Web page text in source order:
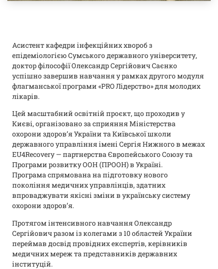
Асистент кафедри інфекційних хвороб з
епідеміологією Сумського державного університету,
доктор філософії Олександр Сергійович Саєнко
успішно завершив навчання у рамках другого модуля
флагманської програми «PRO Лідерство» для молодих
лікарів.
Цей масштабний освітній проєкт, що проходив у
Києві, організовано за сприяння Міністерства
охорони здоров’я України та Київської школи
державного управління імені Сергія Нижного в межах
EU4Recovery — партнерства Європейського Союзу та
Програми розвитку ООН (ПРООН) в Україні.
Програма спрямована на підготовку нового
покоління медичних управлінців, здатних
впроваджувати якісні зміни в українську систему
охорони здоров’я.
Протягом інтенсивного навчання Олександр
Сергійович разом із колегами з 10 областей України
переймав досвід провідних експертів, керівників
медичних мереж та представників державних
інституцій.